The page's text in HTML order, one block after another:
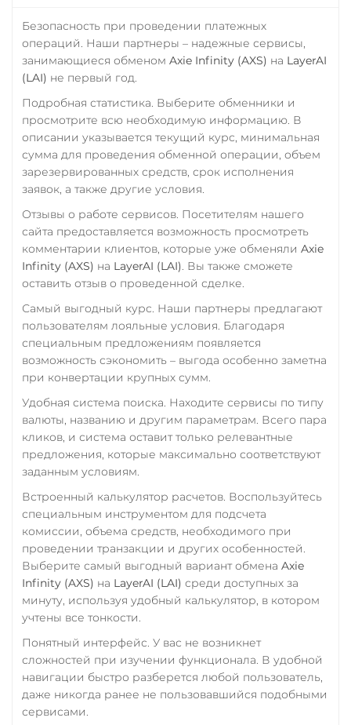
Безопасность при проведении платежных
операций. Наши партнеры – надежные сервисы,
занимающиеся обменом Axie Infinity (AXS) на LayerAI
(LAI) не первый год.
Подробная статистика. Выберите обменники и
просмотрите всю необходимую информацию. В
описании указывается текущий курс, минимальная
сумма для проведения обменной операции, объем
зарезервированных средств, срок исполнения
заявок, а также другие условия.
Отзывы о работе сервисов. Посетителям нашего
сайта предоставляется возможность просмотреть
комментарии клиентов, которые уже обменяли Axie
Infinity (AXS) на LayerAI (LAI). Вы также сможете
оставить отзыв о проведенной сделке.
Самый выгодный курс. Наши партнеры предлагают
пользователям лояльные условия. Благодаря
специальным предложениям появляется
возможность сэкономить – выгода особенно заметна
при конвертации крупных сумм.
Удобная система поиска. Находите сервисы по типу
валюты, названию и другим параметрам. Всего пара
кликов, и система оставит только релевантные
предложения, которые максимально соответствуют
заданным условиям.
Встроенный калькулятор расчетов. Воспользуйтесь
специальным инструментом для подсчета
комиссии, объема средств, необходимого при
проведении транзакции и других особенностей.
Выберите самый выгодный вариант обмена Axie
Infinity (AXS) на LayerAI (LAI) среди доступных за
минуту, используя удобный калькулятор, в котором
учтены все тонкости.
Понятный интерфейс. У вас не возникнет
сложностей при изучении функционала. В удобной
навигации быстро разберется любой пользователь,
даже никогда ранее не пользовавшийся подобными
сервисами.